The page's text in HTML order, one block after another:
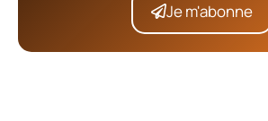
Je m'abonne